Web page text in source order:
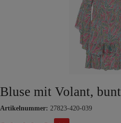
Bluse mit Volant, bunt
Artikelnummer: 27823-420-039